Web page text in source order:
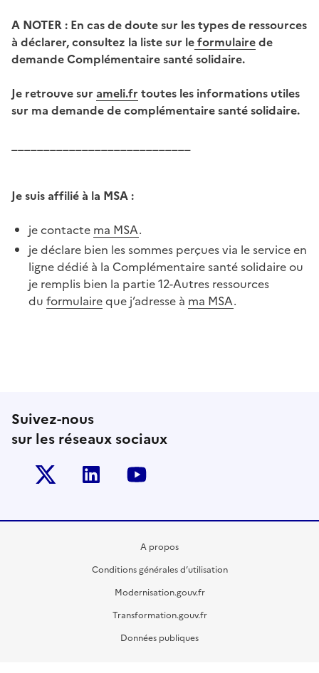
A NOTER : En cas de doute sur les types de ressources
à déclarer, consultez la liste sur leformulairede
demande Complémentaire santé solidaire.
Je retrouve sur ameli.fr toutes les informations utiles
sur ma demande de complémentaire santé solidaire.
Je suis affilié à la MSA :
je contacte ma MSA.
je déclare bien les sommes perçues via le service en
ligne dédié à la Complémentaire santé solidaire ou
je remplis bien la partie 12-Autres ressources
du formulaireque j’adresse à ma MSA.
Suivez-nous
sur les réseaux sociaux
Twitter-x Linkedin
A propos
Conditions générales d’utilisation
Modernisation.gouv.fr
Transformation.gouv.fr
Données publiques